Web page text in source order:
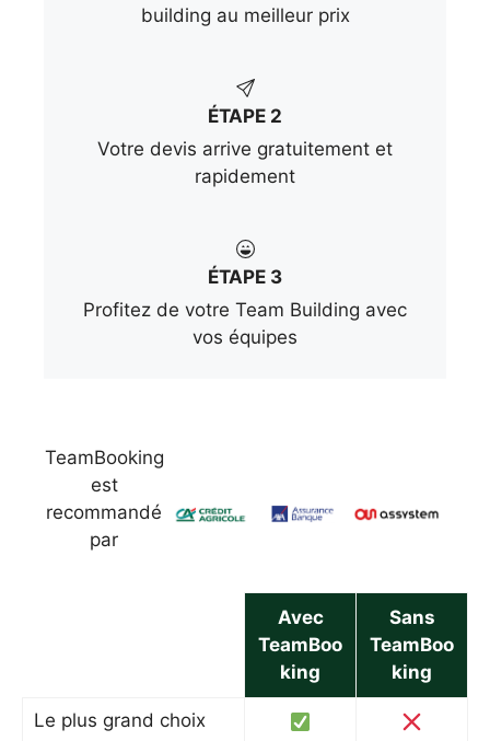
building au meilleur prix
ÉTAPE 2
Votre devis arrive gratuitement et
rapidement
ÉTAPE 3
Profitez de votre Team Building avec
vos équipes
TeamBooking
est
recommandé
par
Avec
TeamBoo
king
Sans
TeamBoo
king
Le plus grand choix